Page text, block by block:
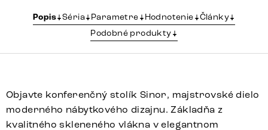
Popis Séria Parametre Hodnotenie
Články
Podobné produkty
Objavte konferenčný stolík Sinor, majstrovské dielo
moderného nábytkového dizajnu. Základňa z
kvalitného skleneného vlákna v elegantnom